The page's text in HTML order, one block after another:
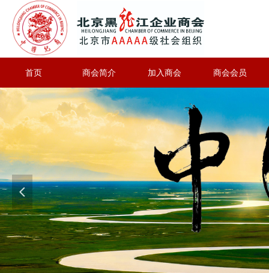
首页 商会简介 加入商会 商会会员
넳